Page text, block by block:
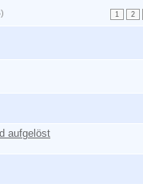
1 2
aufgelöst